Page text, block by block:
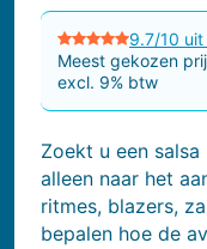
9.7/10 uit
Meest gekozen
excl. 9% btw
Zoekt u een
alleen naar het
ritmes, blazers,
bepalen hoe de